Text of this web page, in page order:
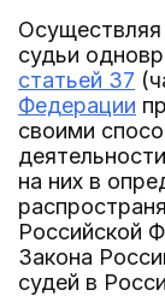
Осуществляя
судьи
статьей 37
Федерации
своими
на них в
Российской
Закона
судей в